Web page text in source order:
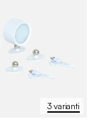
3 varianti